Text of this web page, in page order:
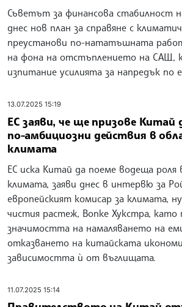
Съветът за финансова стабилност
днес нов план за справяне с
преустанови по-нататъшната
на фона на отстъплението на САЩ,
изпитание усилията за напредък по
13.07.2025 15:19
ЕС заяви, че ще призове Китай
по-амбициозни действия в
климата
ЕС иска Китай да поеме водеща
климата, заяви днес в интервю за
европейският комисар за климата,
чистия растеж, Вопке Хукстра, като
значимостта на намаляването на
отказването на китайската
зависимостта ѝ от въглищата.
11.07.2025 15:14